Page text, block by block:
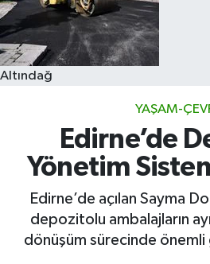
Altındağ
YAŞAM-
Edirne’de
Yönetim
Edirne’de açılan Sayma
depozitolu ambalajların
dönüşüm sürecinde